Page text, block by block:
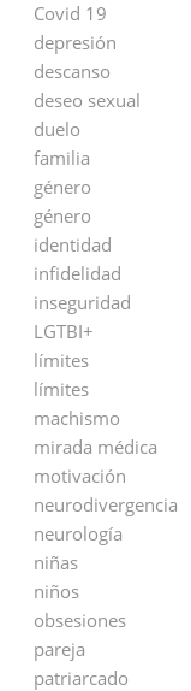
Covid 19
depresión
descanso
deseo sexual
duelo
familia
género
género
identidad
infidelidad
inseguridad
LGTBI+
límites
límites
machismo
mirada médica
motivación
neurodivergencia
neurología
niñas
niños
obsesiones
pareja
patriarcado